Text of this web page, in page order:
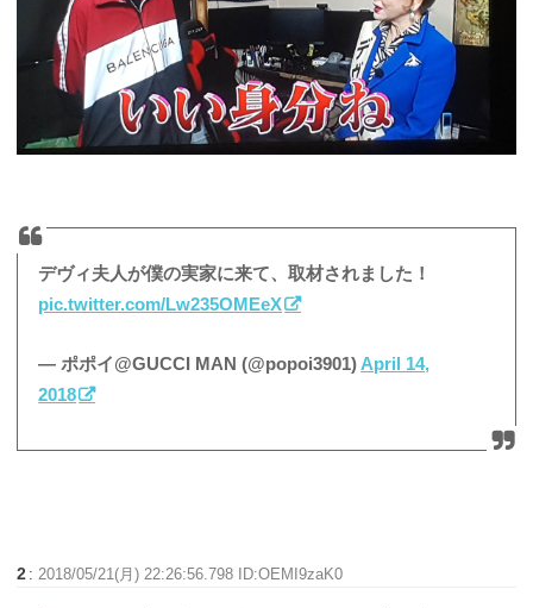
デヴィ夫人が僕の実家に来て、取材されました！
pic.twitter.com/Lw235OMEeX
— ポポイ@GUCCI MAN (@popoi3901) April 14,
2018
2 : 2018/05/21(月) 22:26:56.798 ID:OEMI9zaK0